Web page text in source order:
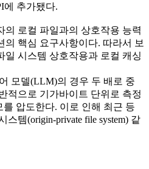
에 추가됐다.
의 로컬 파일과의 상호작용 능력
의 핵심 요구사항이다. 따라서 보
일 시스템 상호작용과 로컬 캐싱
모델(LLM)의 경우 두 배로 중
적으로 기가바이트 단위로 측정
압도한다. 이로 인해 최근 등
템(origin-private file system) 같